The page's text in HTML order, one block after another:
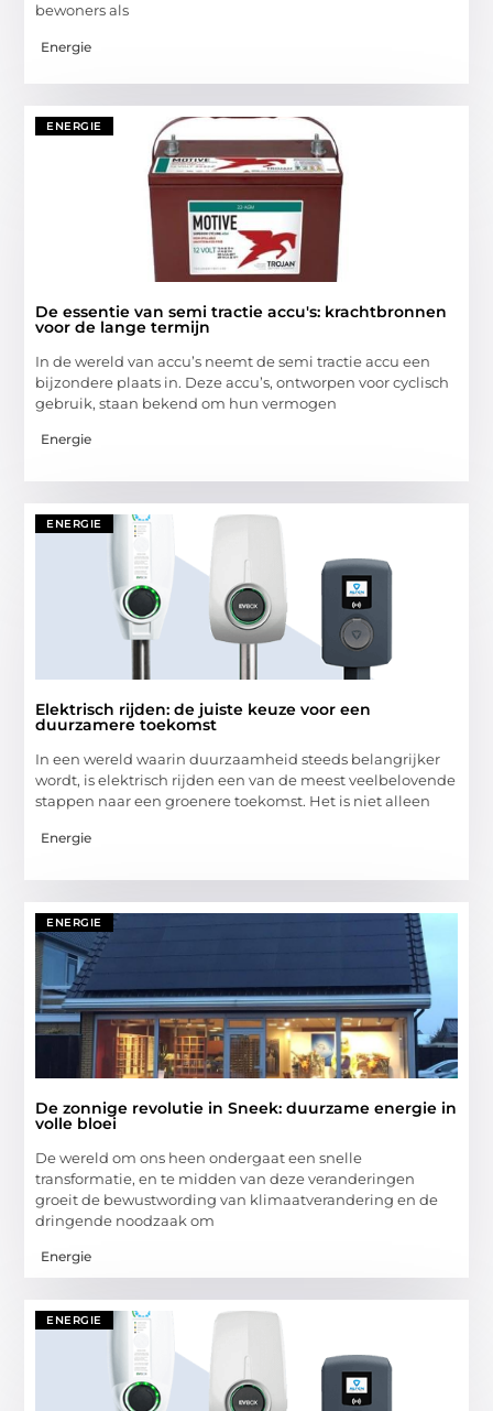
bewoners als
Energie
ENERGIE
De essentie van semi tractie accu's: krachtbronnen
voor de lange termijn
In de wereld van accu’s neemt de semi tractie accu een
bijzondere plaats in. Deze accu’s, ontworpen voor cyclisch
gebruik, staan bekend om hun vermogen
Energie
ENERGIE
Elektrisch rijden: de juiste keuze voor een
duurzamere toekomst
In een wereld waarin duurzaamheid steeds belangrijker
wordt, is elektrisch rijden een van de meest veelbelovende
stappen naar een groenere toekomst. Het is niet alleen
Energie
ENERGIE
De zonnige revolutie in Sneek: duurzame energie in
volle bloei
De wereld om ons heen ondergaat een snelle
transformatie, en te midden van deze veranderingen
groeit de bewustwording van klimaatverandering en de
dringende noodzaak om
Energie
ENERGIE